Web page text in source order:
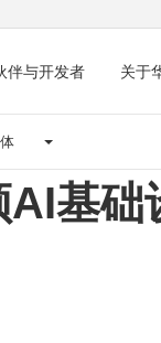
伴与开发者 关于
基础